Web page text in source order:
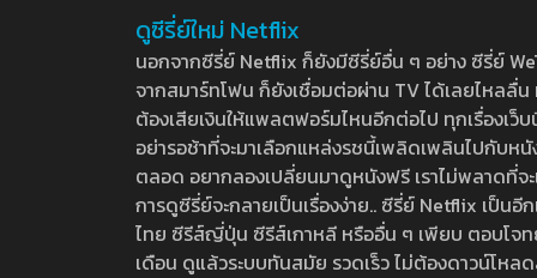
ดูซีรี่ย์ใหม่ Netflix
นอกจากซีรี่ย์ Netflix ก็ยังมีซีรี่ย์อื่น ๆ อย่าง ซีรี่ย์
จากสมาร์ทโฟน ก็ยังเชื่อมต่อผ่าน TV ได้เลยไหลลื่
ต้องเสียเงินให้แพลตฟอร์มไหนอีกต่อไป ทุกเรื่องเว็
อย่ารอช้าที่จะมาเลือกแหล่งรชนี้เพลิดเพลินไปกับห
ตลอด อยากลองเปลี่ยนมาดูหนังฟรี เราไม่พลาดที่
การดูซีรี่ย์จะกลายเป็นเรื่องง่าย.. ซีรี่ย์ Netflix เป็น
ไทย ซีรีส์ญี่ปุ่น ซีรีส์เกาหลี หรืออื่น ๆ เพียบ ตอบโจท
เดือน ดูแล้วระบบทันสมัย รวดเร็ว ไม่ต้องดาวน์โห